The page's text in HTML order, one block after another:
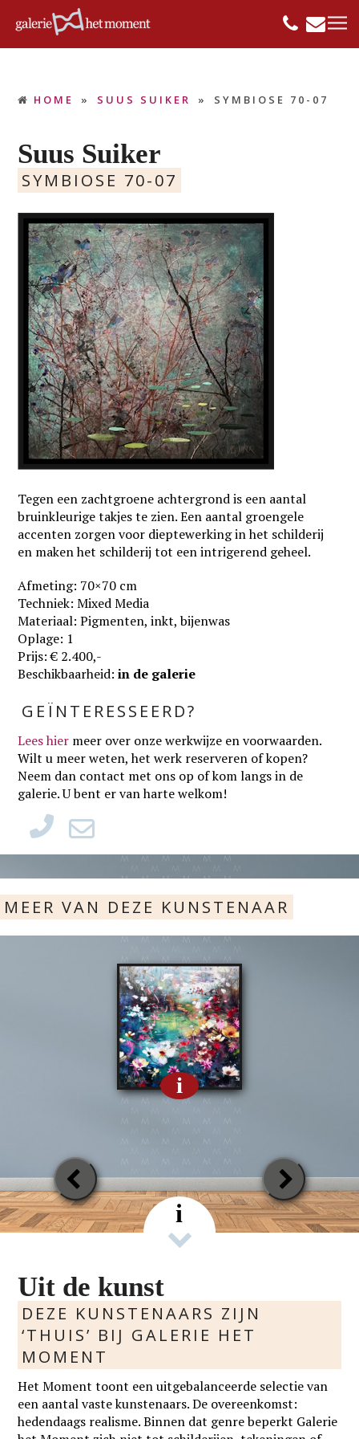
HOME » SUUS SUIKER » SYMBIOSE 70-07
Suus Suiker
SYMBIOSE 70-07
Tegen een zachtgroene achtergrond is een aantal
bruinkleurige takjes te zien. Een aantal groengele
accenten zorgen voor dieptewerking in het schilderij
en maken het schilderij tot een intrigerend geheel.
Afmeting: 70×70 cm
Techniek: Mixed Media
Materiaal: Pigmenten, inkt, bijenwas
Oplage: 1
Prijs: € 2.400,-
Beschikbaarheid:in de galerie
GEÏNTERESSEERD?
Lees hier meer over onze werkwijze en voorwaarden.
Wilt u meer weten, het werk reserveren of kopen?
Neem dan contact met ons op of kom langs in de
galerie. U bent er van harte welkom!
MEER VAN DEZE KUNSTENAAR
i
Previous
Slide
Next
Slide
i
Uit de kunst
DEZE KUNSTENAARS ZIJN
‘THUIS’ BIJ GALERIE HET
MOMENT
Het Moment toont een uitgebalanceerde selectie van
een aantal vaste kunstenaars. De overeenkomst:
hedendaags realisme. Binnen dat genre beperkt Galerie